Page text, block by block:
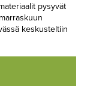
pysyvät
keskusteltiin